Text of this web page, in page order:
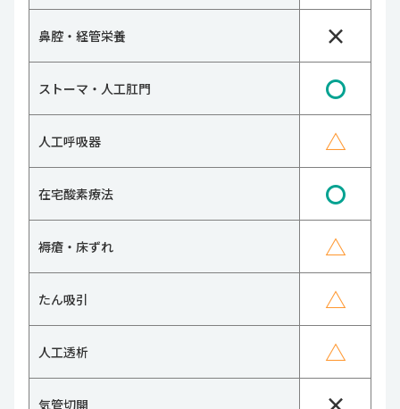
鼻腔・経管栄養 ×
ストーマ・人工肛門 〇
人工呼吸器 △
在宅酸素療法 〇
褥瘡・床ずれ △
たん吸引 △
人工透析 △
気管切開